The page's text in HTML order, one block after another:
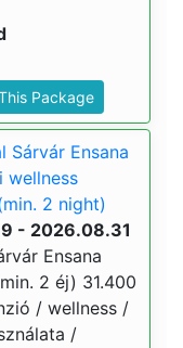
Package
Ensana
wellness
2 night)
- 2026.08.31
Ensana
2 éj) 31.400
/ wellness /
/